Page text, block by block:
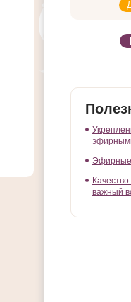
Эфирные
важный